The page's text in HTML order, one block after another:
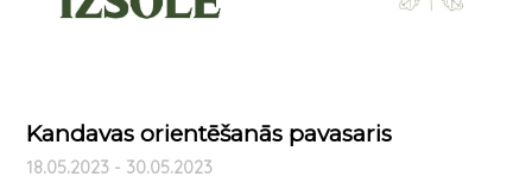
Kandavas orientēšanās pavasaris
18.05.2023 - 30.05.2023